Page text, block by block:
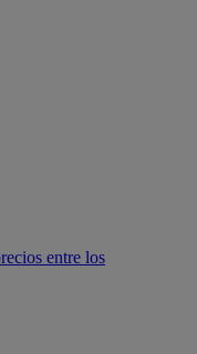
entre los